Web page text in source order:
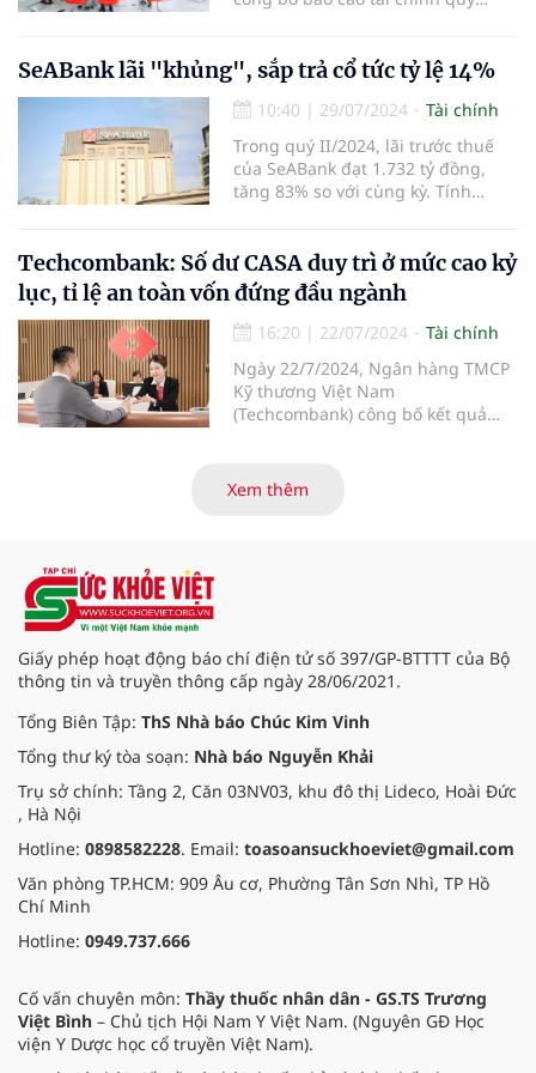
tăng 48,9% so với cùng kỳ. Các chỉ
tiêu hiệu quả và an toàn hoạt động
tiếp tục được nâng cao, khẳng
định hướng đi đúng của chiến
lược phát triển bền vững.
SeABank lãi "khủng", sắp trả cổ tức tỷ lệ 14%
10:40 | 29/07/2024
Tài chính
Trong quý II/2024, lãi trước thuế
của SeABank đạt 1.732 tỷ đồng,
tăng 83% so với cùng kỳ. Tính
61%. Ngoài ra, ngân hàng này
cũng chuẩn bị trả cổ tức cho cổ
đông tỷ lệ gần 14%.
Techcombank: Số dư CASA duy trì ở mức cao kỷ
lục, tỉ lệ an toàn vốn đứng đầu ngành
16:20 | 22/07/2024
Tài chính
Ngày 22/7/2024, Ngân hàng TMCP
Kỹ thương Việt Nam
(Techcombank) công bố kết quả
hạng mục kinh doanh cốt lõi, với
tổng thu nhập hoạt động và lợi
hàng tốt nhất Việt Nam” từ 3 tổ
chức uy tín hàng đầu thế giới là
Euromoney, FinanceAsia và Global
Finance.
Xem thêm
Giấy phép hoạt động báo chí điện tử số 397/GP-BTTTT của Bộ
thông tin và truyền thông cấp ngày 28/06/2021.
Tổng Biên Tập: ThS Nhà báo Chúc Kim Vinh
Tổng thư ký tòa soạn: Nhà báo Nguyễn Khải
Trụ sở chính: Tầng 2, Căn 03NV03, khu đô thị Lideco, Hoài Đức
, Hà Nội
Hotline: 0898582228. Email: toasoansuckhoeviet@gmail.com
Văn phòng TP.HCM: 909 Âu cơ, Phường Tân Sơn Nhì, TP Hồ
Chí Minh
Hotline: 0949.737.666
Cố vấn chuyên môn: Thầy thuốc nhân dân - GS.TS Trương
Việt Bình – Chủ tịch Hội Nam Y Việt Nam. (Nguyên GĐ Học
viện Y Dược học cổ truyền Việt Nam).